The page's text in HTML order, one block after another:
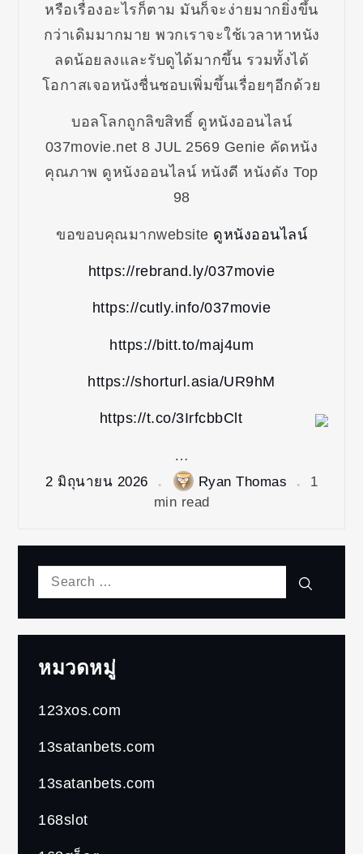
หรือเรื่องอะไรก็ตาม มันก็จะง่ายมากยิ่งขึ้น
กว่าเดิมมากมาย พวกเราจะใช้เวลาหาหนัง
ลดน้อยลงและรับดูได้มากขึ้น รวมทั้งได้
โอกาสเจอหนังชื่นชอบเพิ่มขึ้นเรื่อยๆอีกด้วย
บอลโลกถูกลิขสิทธิ์ ดูหนังออนไลน์
037movie.net 8 JUL 2569 Genie คัดหนัง
คุณภาพ ดูหนังออนไลน์ หนังดี หนังดัง Top
98
ขอขอบคุณมากwebsite ดูหนังออนไลน์
https://rebrand.ly/037movie
https://cutly.info/037movie
https://bitt.to/maj4um
https://shorturl.asia/UR9hM
https://t.co/3IrfcbbClt
…
2 มิถุนายน 2026 Ryan Thomas
1
min read
Search
หมวดหมู่
123xos.com
13satanbets.com
13satanbets.com
168slot